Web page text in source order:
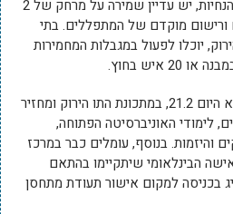
ולא יותר מ-300 איש. על פי ההנחיות, יש עדיין שמירה על מרחק של 2
מוקדם של המתפללים. בתי
יוכלו לפעול במגבלות המחמירות
המרכז הרב תחומי נפתח גם הוא היום 21.2, במתכונת התו הירוק ומחזיר
לימודי האוניברסיטה הפתוחה,
והיזמות. בנוסף, עומלים כבר במרכז
הבינלאומי שיתקיימו בהתאם
בכניסה למקום אישור תעודת מתחסן